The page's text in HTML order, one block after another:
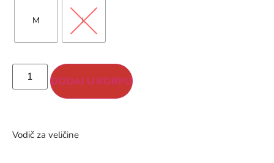
M L
DODAJ U KORPU
Vodič za veličine